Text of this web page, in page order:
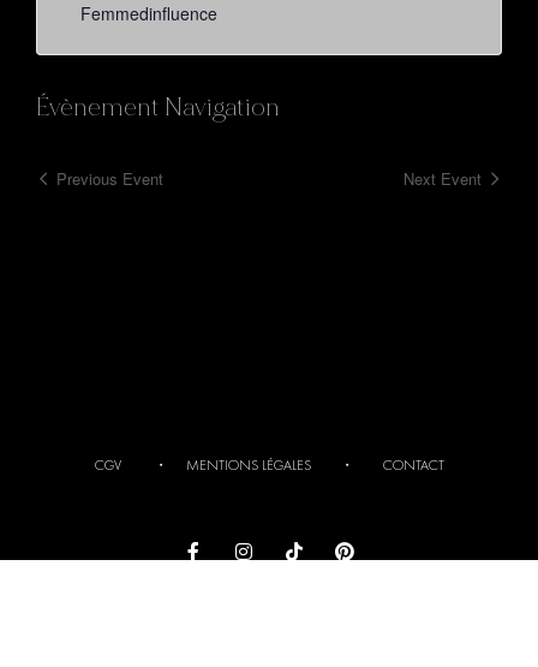
Femmedinfluence
Évènement Navigation
Previous Event Next Event
CGV・ MENTIONS LÉGALES・ CONTACT